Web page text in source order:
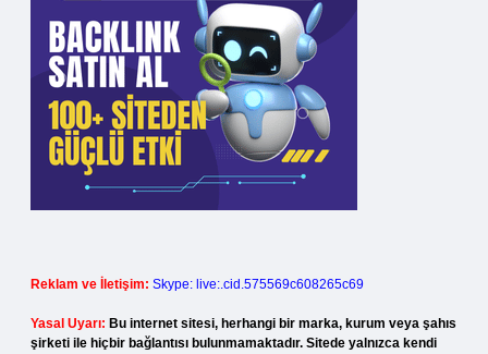
Reklam ve İletişim: Skype: live:.cid.575569c608265c69
Yasal Uyarı: Bu internet sitesi, herhangi bir marka, kurum veya şahıs
şirketi ile hiçbir bağlantısı bulunmamaktadır. Sitede yalnızca kendi